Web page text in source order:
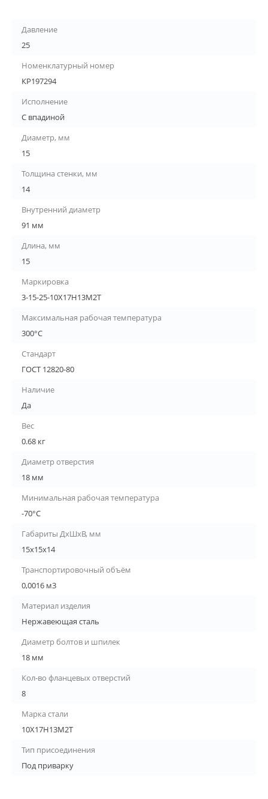
Давление
25
Номенклатурный номер
КР197294
Исполнение
С впадиной
Диаметр, мм
15
Толщина стенки, мм
14
Внутренний диаметр
91 мм
Длина, мм
15
Маркировка
3-15-25-10Х17Н13М2Т
Максимальная рабочая температура
300°С
Стандарт
ГОСТ 12820-80
Наличие
Да
Вес
0.68 кг
Диаметр отверстия
18 мм
Минимальная рабочая температура
-70°С
Габариты ДхШхВ, мм
15х15х14
Транспортировочный объём
0,0016 м3
Материал изделия
Нержавеющая сталь
Диаметр болтов и шпилек
18 мм
Кол-во фланцевых отверстий
8
Марка стали
10Х17Н13М2Т
Тип присоединения
Под приварку